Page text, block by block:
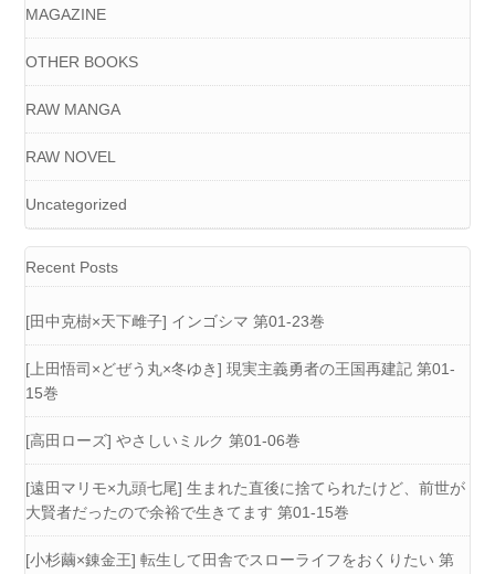
MAGAZINE
OTHER BOOKS
RAW MANGA
RAW NOVEL
Uncategorized
Recent Posts
[田中克樹×天下雌子] インゴシマ 第01-23巻
[上田悟司×どぜう丸×冬ゆき] 現実主義勇者の王国再建記 第01-
15巻
[高田ローズ] やさしいミルク 第01-06巻
[遠田マリモ×九頭七尾] 生まれた直後に捨てられたけど、前世が
大賢者だったので余裕で生きてます 第01-15巻
[小杉繭×錬金王] 転生して田舎でスローライフをおくりたい 第